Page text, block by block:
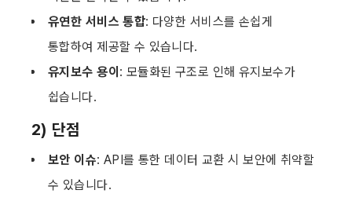
유연한 서비스 통합: 다양한 서비스를 손쉽게
통합하여 제공할 수 있습니다.
유지보수 용이 : 모듈화된 구조로 인해 유지보수가
쉽습니다.
2) 단점
보안 이슈: API를 통한 데이터 교환 시 보안에 취약할
수 있습니다.